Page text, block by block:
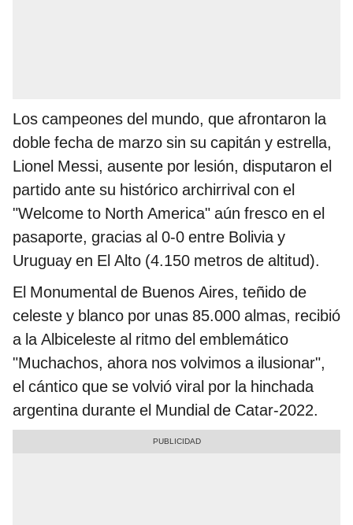
Los campeones del mundo, que afrontaron la
doble fecha de marzo sin su capitán y estrella,
Lionel Messi, ausente por lesión, disputaron el
partido ante su histórico archirrival con el
"Welcome to North America" aún fresco en el
pasaporte, gracias al 0-0 entre Bolivia y
Uruguay en El Alto (4.150 metros de altitud).
El Monumental de Buenos Aires, teñido de
celeste y blanco por unas 85.000 almas, recibió
a la Albiceleste al ritmo del emblemático
"Muchachos, ahora nos volvimos a ilusionar",
el cántico que se volvió viral por la hinchada
argentina durante el Mundial de Catar-2022.